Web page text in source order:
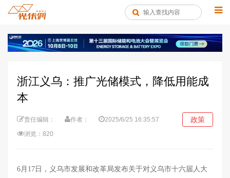
浙江义乌：推广光储模式，降低用能成
本
责任编辑： 作者：
2025/6/25 16:35:57
浏览：820
政策
6月17日，义乌市发展和改革局发布关于对义乌市十六届人大